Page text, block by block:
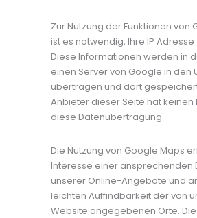
Zur Nutzung der Funktionen von
ist es notwendig, Ihre IP
Diese Informationen werden in
einen Server von Google in den
übertragen und dort
Anbieter dieser Seite hat keinen
diese Datenübertragung.
Die Nutzung von Google Maps
Interesse einer ansprechenden
unserer Online-Angebote und
leichten Auffindbarkeit der von
Website angegebenen Orte.